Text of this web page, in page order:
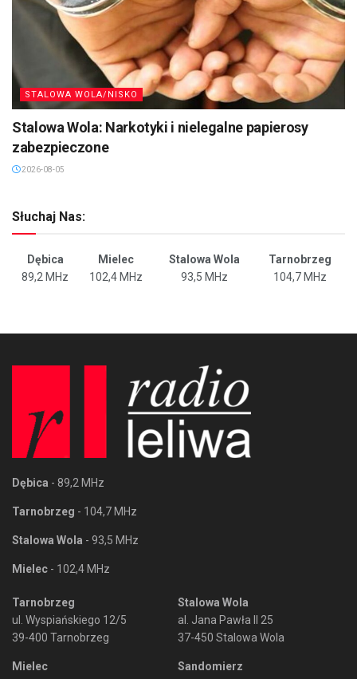
STALOWA WOLA/NISKO
Stalowa Wola: Narkotyki i nielegalne papierosy
zabezpieczone
2026-08-05
Słuchaj Nas:
Dębica Mielec Stalowa Wola
Tarnobrzeg
89,2 MHz
102,4 MHz 93,5 MHz 104,7 MHz
Dębica - 89,2 MHz
Tarnobrzeg - 104,7 MHz
Stalowa Wola - 93,5 MHz
Mielec - 102,4 MHz
Tarnobrzeg
ul. Wyspiańskiego 12/5
39-400 Tarnobrzeg
Mielec
Stalowa Wola
al. Jana Pawła II 25
37-450 Stalowa Wola
Sandomierz